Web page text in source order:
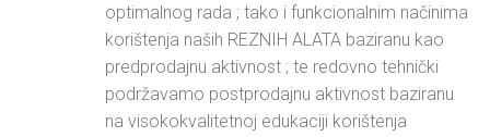
optimalnog rada ; tako i funkcionalnim načinima
korištenja naših REZNIH ALATA baziranu kao
predprodajnu aktivnost ; te redovno tehnički
podržavamo postprodajnu aktivnost baziranu
na visokokvalitetnoj edukaciji korištenja